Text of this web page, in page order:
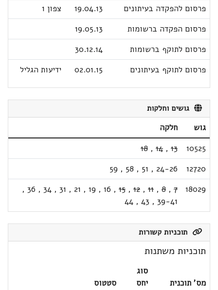
פרסום להפקדה בעיתונים
19.04.13
צפון 1
פרסום הפקדה ברשומות
19.05.13
פרסום לתוקף ברשומות
30.12.14
פרסום לתוקף בעיתונים
02.01.15 ידיעות הגליל
גושים וחלקות
גוש
חלקה
10525
13
,
14
,
18
12720
24-26
,
51
,
58
,
59
18029
7
,
8
,
11
,
12
,
15
,
16
,
19
,
21
,
31
,
34
,
36
,
39-41
,
43
,
44
תוכניות קשורות
תוכניות משתנות
מס' תוכנית
סוג
יחס
סטטוס